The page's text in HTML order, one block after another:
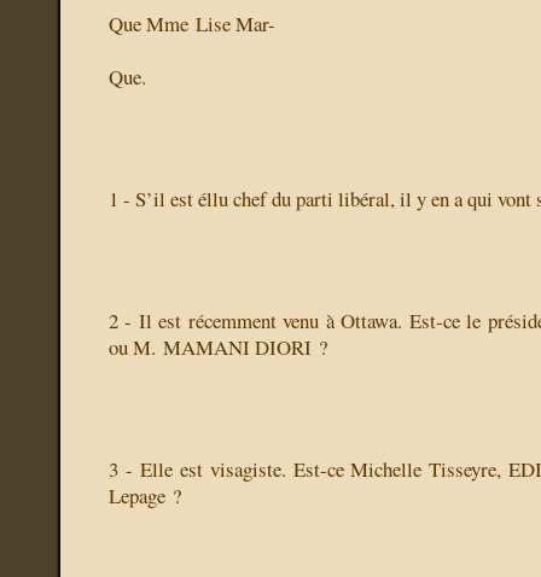
Que Mme Lise Mar-
Que.
1 - S’il est éllu chef du parti libéral, il y en a qui vont
2 - Il est récemment venu à Ottawa. Est-ce le
ou M. MAMANI DIORI ?
3 - Elle est visagiste. Est-ce Michelle Tisseyre,
Lepage ?